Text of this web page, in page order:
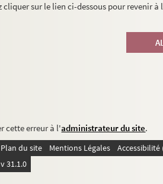
cliquer sur le lien ci-dessous pour revenir
cette erreur à l'administrateur du site.
Plan du site Mentions Légales
v 31.1.0